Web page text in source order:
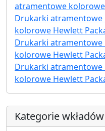
atramentowe
Drukarki
kolorowe Hewlett
Drukarki atramentowe
kolorowe Hewlett
Drukarki
kolorowe Hewlett
Kategorie wkładów